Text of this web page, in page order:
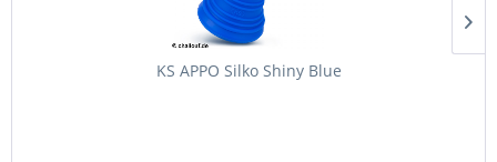
KS APPO Silko Shiny Blue